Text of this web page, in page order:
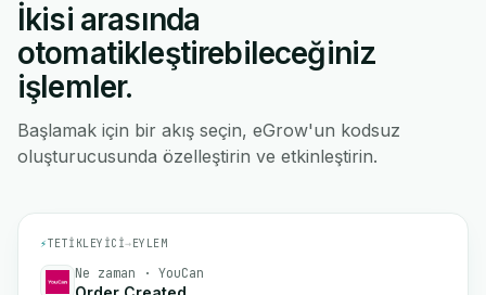
İkisi arasında
otomatikleştirebileceğiniz
işlemler.
Başlamak için bir akış seçin, eGrow'un kodsuz
oluşturucusunda özelleştirin ve etkinleştirin.
⚡TETIKLEYICI→EYLEM
Ne zaman · YouCan